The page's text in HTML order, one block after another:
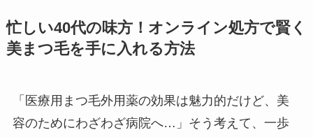
忙しい40代の味方！オンライン処方で賢く
美まつ毛を手に入れる方法
「医療用まつ毛外用薬の効果は魅力的だけど、美
容のためにわざわざ病院へ…」そう考えて、一歩